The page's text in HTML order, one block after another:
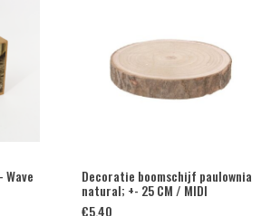
Decoratie boomschijf paulownia
natural; +- 25 CM / MIDI
€5,40